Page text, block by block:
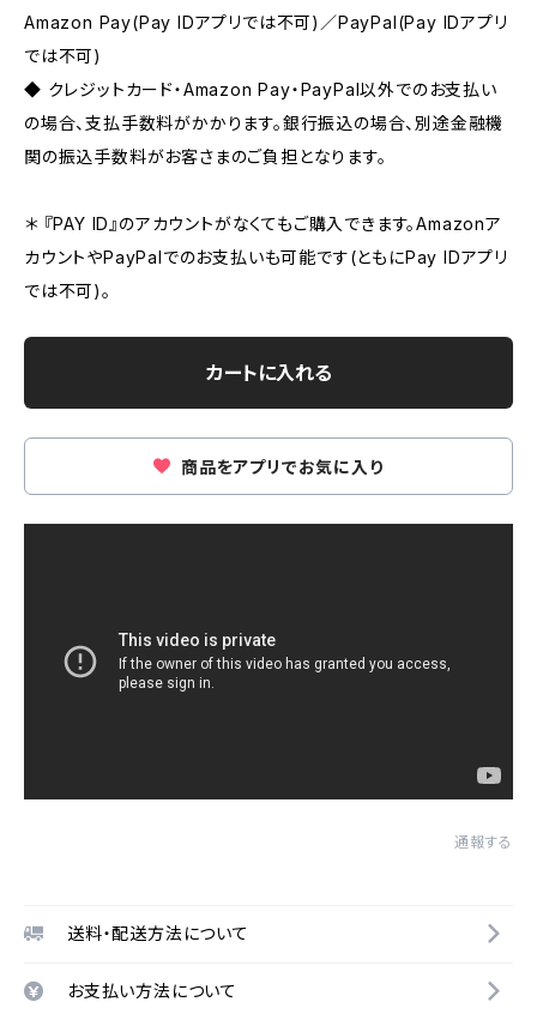
Amazon Pay(Pay IDアプリでは不可)／PayPal(Pay IDアプリ
では不可)
◆ クレジットカード・Amazon Pay・PayPal以外でのお支払い
の場合、支払手数料がかかります。銀行振込の場合、別途金融機
関の振込手数料がお客さまのご負担となります。
＊ 『PAY ID』のアカウントがなくてもご購入できます。Amazonア
カウントやPayPalでのお支払いも可能です(ともにPay IDアプリ
では不可)。
カートに入れる
商品をアプリでお気に入り
通報する
送料・配送方法について
お支払い方法について